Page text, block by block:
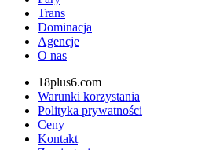
Trans
Dominacja
Agencje
O nas
18plus6.com
Warunki korzystania
Polityka prywatności
Ceny
Kontakt